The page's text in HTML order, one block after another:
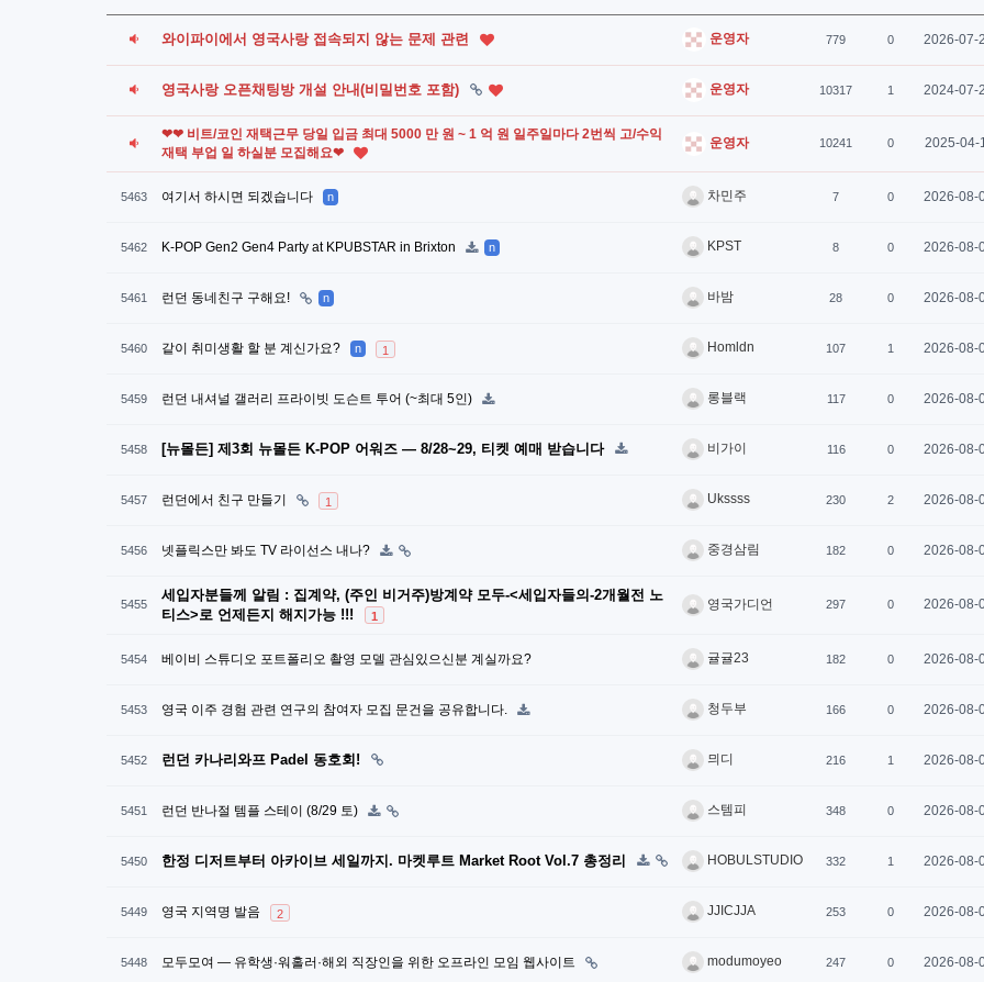
와이파이에서 영국사랑 접속되지 않는 문제 관련 운영자 779 0 2026-07-
영국사랑 오픈채팅방 개설 안내(비밀번호 포함) 운영자 10317 1 2024-07-
❤❤ 비트/코인 재택근무 당일 입금 최대 5000 만 원 ~ 1 억 원 일주일마다 2번씩 고/수익
재택 부업 일 하실분 모집해요❤
운영자 10241 0 2025-04-
5463 여기서 하시면 되겠습니다 n 차민주 7 0 2026-08-
5462 K-POP Gen2 Gen4 Party at KPUBSTAR in Brixton n KPST 8 0 2026-08-
5461 런던 동네친구 구해요! n 바밤 28 0 2026-08-
5460 같이 취미생활 할 분 계신가요? n 1 Homldn 107 1 2026-08-
5459 런던 내셔널 갤러리 프라이빗 도슨트 투어 (~최대 5인) 롱블랙 117 0 2026-08-
5458 [뉴몰든] 제3회 뉴몰든 K-POP 어워즈 — 8/28~29, 티켓 예매 받습니다 비가이 116 0 2026-08-
5457 런던에서 친구 만들기 1 Ukssss 230 2 2026-08-
5456 넷플릭스만 봐도 TV 라이선스 내나? 중경삼림 182 0 2026-08-
5455
세입자분들께 알림 : 집계약, (주인 비거주)방계약 모두-<세입자들의-2개월전 노
티스>로 언제든지 해지가능 !!!
1
영국가디언 297 0 2026-08-
5454 베이비 스튜디오 포트폴리오 촬영 모델 관심있으신분 계실까요? 귤귤23 182 0 2026-08-
5453 영국 이주 경험 관련 연구의 참여자 모집 문건을 공유합니다. 청두부 166 0 2026-08-
5452 런던 카나리와프 Padel 동호회! 믜디 216 1 2026-08-
5451 런던 반나절 템플 스테이 (8/29 토) 스템피 348 0 2026-08-
5450 한정 디저트부터 아카이브 세일까지. 마켓루트 Market Root Vol.7 총정리 HOBULSTUDIO 332 1 2026-08-
5449 영국 지역명 발음 2 JJICJJA 253 0 2026-08-
5448 모두모여 — 유학생·워홀러·해외 직장인을 위한 오프라인 모임 웹사이트 modumoyeo 247 0 2026-08-